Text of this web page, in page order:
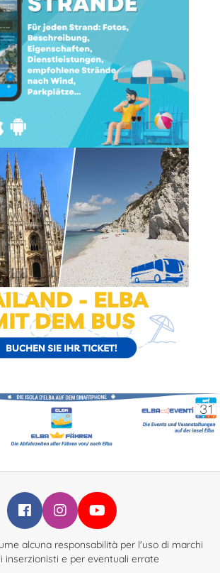
Infoelba su Facebook
Infoelba su Instagram
Infoelba su YouTube
alcuna responsabilità per l'uso di marchi
inserzionisti e per eventuali errate